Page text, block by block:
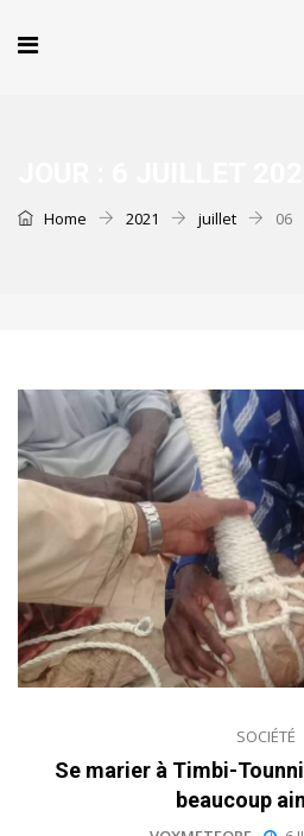
Home 2021 juillet 06
SOCIÉTÉ
Se marier à Timbi-
beaucoup